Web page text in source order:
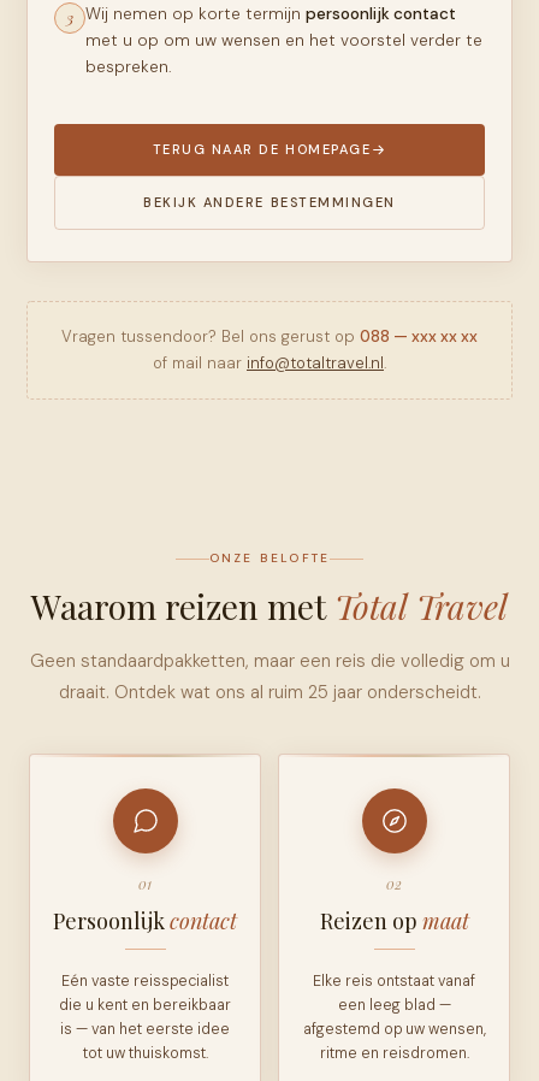
3 Wij nemen op korte termijn persoonlijk contact
met u op om uw wensen en het voorstel verder te
bespreken.
TERUG NAAR DE HOMEPAGE
BEKIJK ANDERE BESTEMMINGEN
Vragen tussendoor? Bel ons gerust op 088 — xxx xx xx
of mail naar info@totaltravel.nl.
ONZE BELOFTE
Waarom reizen met Total Travel
Geen standaardpakketten, maar een reis die volledig om u
draait. Ontdek wat ons al ruim 25 jaar onderscheidt.
01
Persoonlijkcontact
Eén vaste reisspecialist
die u kent en bereikbaar
is — van het eerste idee
tot uw thuiskomst.
02
Reizen op maat
Elke reis ontstaat vanaf
een leeg blad —
afgestemd op uw wensen,
ritme en reisdromen.